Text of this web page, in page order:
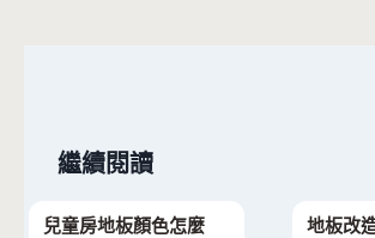
繼續閱讀
兒童房地板顏色怎麼
地板改